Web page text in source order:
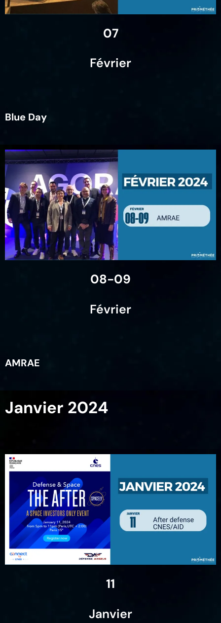
07
Février
Blue Day
08-09
Février
AMRAE
Janvier 2024
11
Janvier